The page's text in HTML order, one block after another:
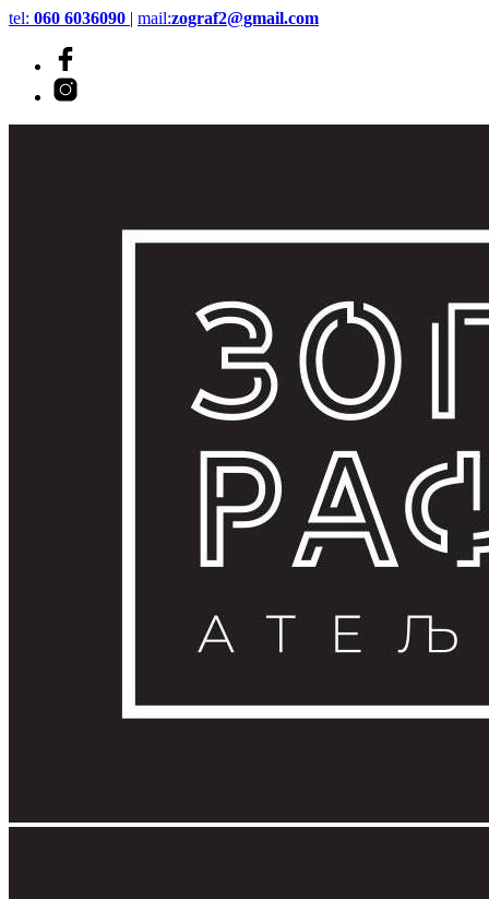
tel: 060 6036090 | mail:zograf2@gmail.com